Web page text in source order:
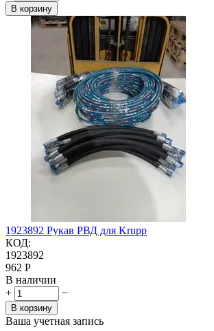
В корзину
1923892 Рукав РВД для Krupp
КОД:
1923892
‍962‍ Р
В наличии
+
−
В корзину
Ваша учетная запись